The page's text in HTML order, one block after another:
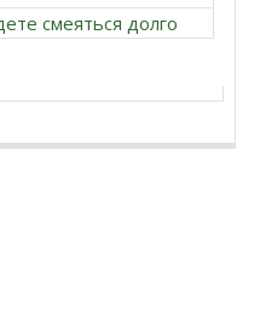
смеяться долго